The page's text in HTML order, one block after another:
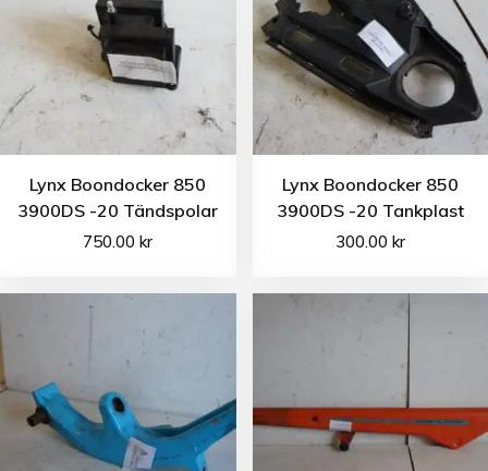
Lynx Boondocker 850
3900DS -20 Tändspolar
750.00kr
Lynx Boondocker 850
3900DS -20 Tankplast
300.00 kr